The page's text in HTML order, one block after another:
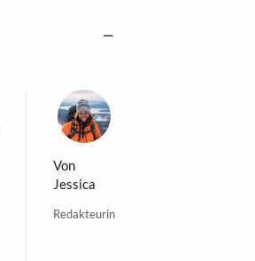
Von
Jessica
Redakteurin